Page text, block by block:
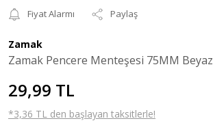
Fiyat Alarmı
Paylaş
Zamak
Zamak Pencere Menteşesi 75MM Beyaz
29,99 TL
*3,36 TL den başlayan taksitlerle!